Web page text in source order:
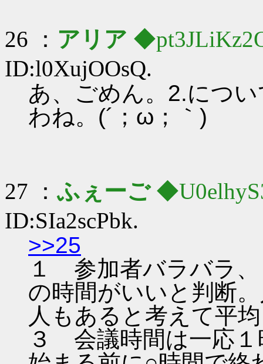
26 ： アリア
ID:l0XujOOsQ.
あ、ごめん。2.につ
わね。(´；ω；｀)
27 ：ふぇーご
ID:SIa2scPbk.
>>25
１ 参加者バラバラ
の時間がいいと判断
人もあると考えて平
３ 会議時間は一応１